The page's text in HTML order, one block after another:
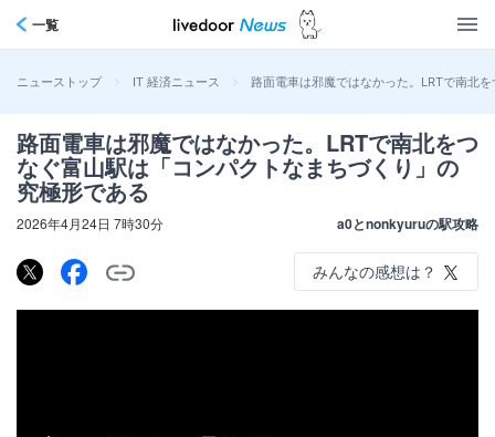
一覧
ニューストップ > IT 経済ニュース > 路面電車は邪魔ではなかった。LRTで南北
路面電車は邪魔ではなかった。LRTで南北をつ
なぐ富山駅は「コンパクトなまちづくり」の
究極形である
2026年4月24日 7時30分 a0とnonkyuruの駅攻略
みんなの感想は？